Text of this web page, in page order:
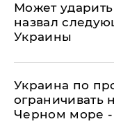
Может
назвал
Украины
Украина по
ограничивать
Черном море